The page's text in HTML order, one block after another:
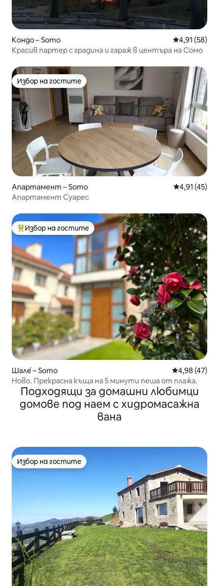
Кондо – Somo Средна
4,91 (58)
Красив партер с градина и гараж в центъра на Сомо
Избор на гостите
Избор на гостите
Апартамент – Somo Средна
4,91 (45)
Апартамент Суарес
Най-популярен избор на гостите
Избор на гостите
Шале́ – Somo Средна
4,98 (47)
Ново. Прекрасна къща на 5 минути пеша от плажа.
Подходящи за домашни любимци
домове под наем с хидромасажна
вана
Избор на гостите
Избор на гостите